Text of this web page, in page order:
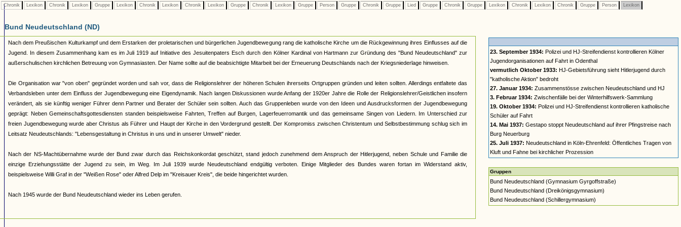
Chronik Lexikon Chronik Lexikon Gruppe Lexikon Chronik Lexikon Chronik Lexikon Gruppe Chronik Lexikon Gruppe Person Gruppe Chronik Gruppe Lied Gruppe Chronik Gruppe Lexikon Chronik Lexikon Chronik Gruppe Person Lexikon
Bund Neudeutschland (ND)
Nach dem Preußischen Kulturkampf und dem Erstarken der proletarischen und bürgerlichen Jugendbewegung rang die katholische Kirche um die Rückgewinnung ihres Einflusses auf die
Jugend. In diesem Zusammenhang kam es im Juli 1919 auf Initiative des Jesuitenpaters Esch durch den Kölner Kardinal von Hartmann zur Gründung des "Bund Neudeutschland" zur
außerschulischen kirchlichen Betreuung von Gymnasiasten. Der Name sollte auf die beabsichtigte Mitarbeit bei der Erneuerung Deutschlands nach der Kriegsniederlage hinweisen.
Die Organisation war "von oben" gegründet worden und sah vor, dass die Religionslehrer der höheren Schulen ihrerseits Ortgruppen gründen und leiten sollten. Allerdings entfaltete das
Verbandsleben unter dem Einfluss der Jugendbewegung eine Eigendynamik. Nach langen Diskussionen wurde Anfang der 1920er Jahre die Rolle der Religionslehrer/Geistlichen insofern
verändert, als sie künftig weniger Führer denn Partner und Berater der Schüler sein sollten. Auch das Gruppenleben wurde von den Ideen und Ausdrucksformen der Jugendbewegung
geprägt: Neben Gemeinschaftsgottesdiensten standen beispielsweise Fahrten, Treffen auf Burgen, Lagerfeuerromantik und das gemeinsame Singen von Liedern. Im Unterschied zur
freien Jugendbewegung wurde aber Christus als Führer und Haupt der Kirche in den Vordergrund gestellt. Der Kompromiss zwischen Christentum und Selbstbestimmung schlug sich im
Leitsatz Neudeutschlands: "Lebensgestaltung in Christus in uns und in unserer Umwelt" nieder.
Nach der NS-Machtübernahme wurde der Bund zwar durch das Reichskonkordat geschützt, stand jedoch zunehmend dem Anspruch der Hitlerjugend, neben Schule und Familie die
einzige Erziehungsstätte der Jugend zu sein, im Weg. Im Juli 1939 wurde Neudeutschland endgültig verboten. Einige Mitglieder des Bundes waren fortan im Widerstand aktiv,
beispielsweise Willi Graf in der "Weißen Rose" oder Alfred Delp im "Kreisauer Kreis", die beide hingerichtet wurden.
Nach 1945 wurde der Bund Neudeutschland wieder ins Leben gerufen.
23. September 1934: Polizei und HJ-Streifendienst kontrollieren Kölner
Jugendorganisationen auf Fahrt in Odenthal
vermutlich Oktober 1933: HJ-Gebietsführung sieht Hitlerjugend durch
"katholische Aktion" bedroht
27. Januar 1934: Zusammenstösse zwischen Neudeutschland und HJ
3. Februar 1934: Zwischenfälle bei der Winterhilfswerk-Sammlung
19. Oktober 1934: Polizei und HJ-Streifendienst kontrollieren katholische
Schüler auf Fahrt
14. Mai 1937: Gestapo stoppt Neudeutschland auf ihrer Pfingstreise nach
Burg Neuerburg
25. Juli 1937: Neudeutschland in Köln-Ehrenfeld: Öffentliches Tragen von
Kluft und Fahne bei kirchlicher Prozession
Gruppen
Bund Neudeutschland (Gymnasium Gyrgoffstraße)
Bund Neudeutschland (Dreikönigsgymnasium)
Bund Neudeutschland (Schillergymnasium)